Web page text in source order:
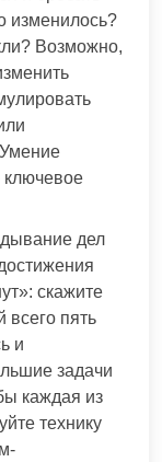
изменилось?
Возможно,
ключевое
дел
скажите
всего пять
и
задачи
каждая из
технику